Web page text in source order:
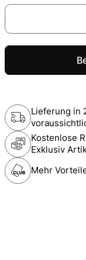
Lieferung in
Kostenlose
Exklusiv
Mehr